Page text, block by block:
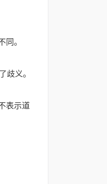
同。
歧义。
表示道